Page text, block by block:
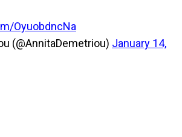
OyuobdncNa
(@AnnitaDemetriou) January 14,